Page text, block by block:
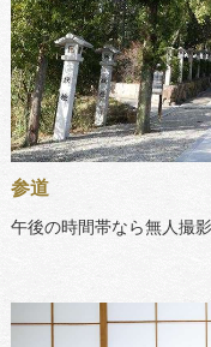
参道
午後の時間帯なら無人撮